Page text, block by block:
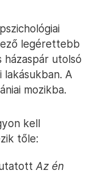
legérettebb
utolsó
lakásukban. A
mozikba.
kell
tőle:
Az én